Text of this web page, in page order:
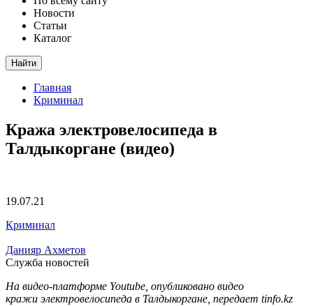
Новости
Статьи
Каталог
Найти
Главная
Криминал
Кража электровелосипеда в
Талдыкоргане (видео)
19.07.21
Криминал
Данияр Ахметов
Служба новостей
На видео-платформе Youtube, опубликовано видео
кражи электровелосипеда в Талдыкоргане, передает tinfo.kz